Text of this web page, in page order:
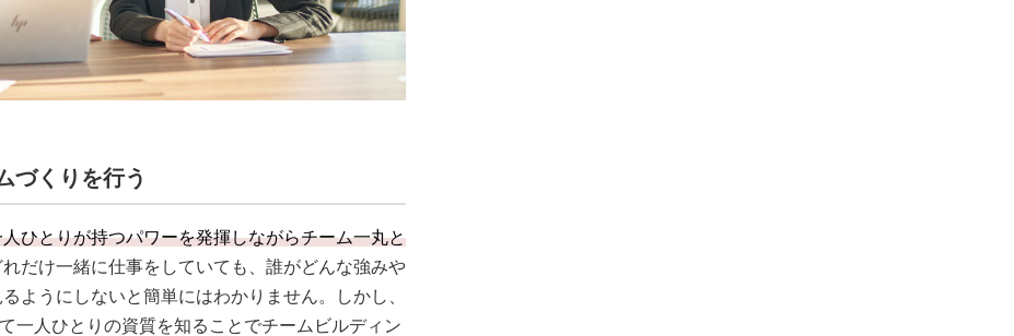
づくりを行う
人ひとりが持つパワーを発揮しながらチーム一丸と
だけ一緒に仕事をしていても、誰がどんな強みや
ようにしないと簡単にはわかりません。しかし、
一人ひとりの資質を知ることでチームビルディン